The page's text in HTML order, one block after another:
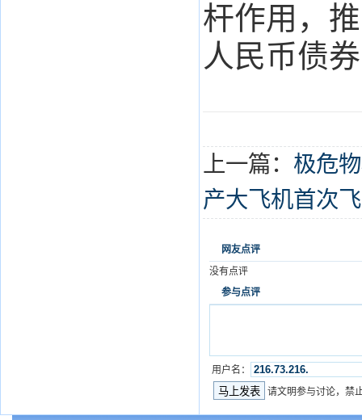
杆作用，
人民币债
上一篇： 极危
产大飞机首次
网友点评
没有点评
参与点评
用户名：
请文明参与讨论，禁